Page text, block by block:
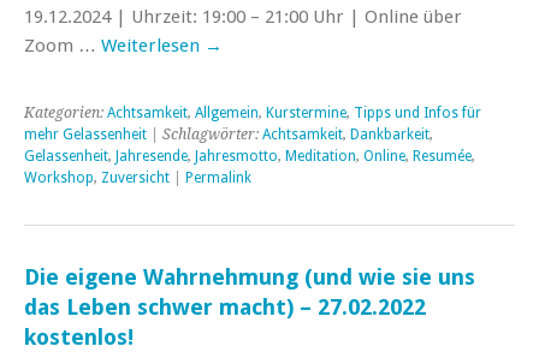
19.12.2024 | Uhrzeit: 19:00 – 21:00 Uhr | Online über
Zoom … Weiterlesen →
Kategorien: Achtsamkeit, Allgemein, Kurstermine, Tipps und Infos für
mehr Gelassenheit | Schlagwörter: Achtsamkeit, Dankbarkeit,
Gelassenheit, Jahresende, Jahresmotto, Meditation, Online, Resumée,
Workshop, Zuversicht Permalink
Die eigene Wahrnehmung (und wie sie uns
das Leben schwer macht) – 27.02.2022
kostenlos!